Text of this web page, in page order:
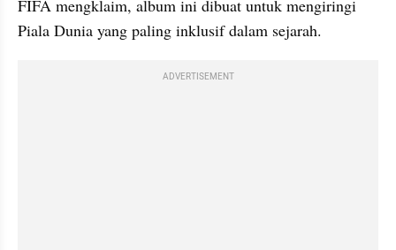
FIFA mengklaim, album ini dibuat untuk mengiringi
Piala Dunia yang paling inklusif dalam sejarah.
ADVERTISEMENT